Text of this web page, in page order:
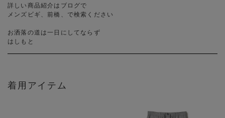
詳しい商品紹介はブログで
メンズビギ、前橋、で検索ください
お洒落の道は一日にしてならず
はしもと
着用アイテム